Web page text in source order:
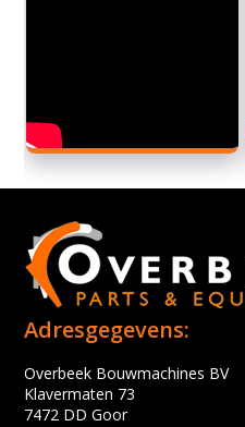
Adresgegevens:
Overbeek Bouwmachines BV
Klavermaten 73
7472 DD Goor